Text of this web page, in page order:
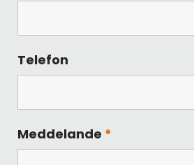
Telefon
Meddelande *